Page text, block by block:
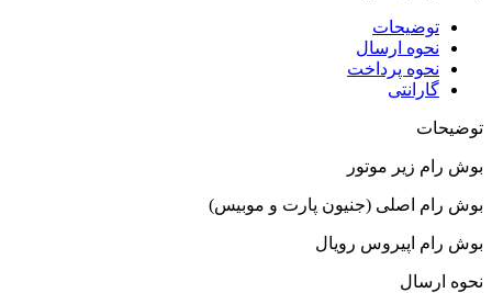
توضیحات
نحوه ارسال
نحوه پرداخت
گارانتی
توضیحات
بوش رام زیر موتور
بوش رام اصلی (جنیون پارت و موبیس)
بوش رام اپیروس رویال
نحوه ارسال